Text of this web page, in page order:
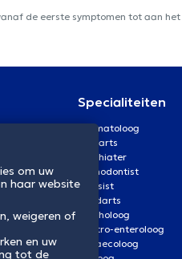
de eerste symptomen tot aan
Specialiteiten
Dermatoloog
Oogarts
Psychiater
Orthodontist
Kinesist
Tandarts
Psycholoog
Gastro-enteroloog
Gynaecoloog
om uw
haar website
weigeren of
en uw
tot de